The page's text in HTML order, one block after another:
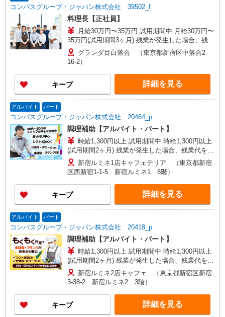
コンパスグループ・ジャパン株式会社 39502_f
料理長【正社員】
月給30万円〜35万円 試用期間中 月給30万円〜
35万円(試用期間3ヶ月) 残業が発生した場合、残業
代を1分単位で別途支給します。 ▼理論年収（基
本給12ヵ月＋賞与） 4,200,000〜5,320,000円 ▼
想定年収（理論年収＋残業20H/月）
4,723,256〜5,982,791円 ※給与は経験や前職給与
に応じて決定します。
グランダ目白落合 （東京都新宿区中落合2-
16-2）
キープ 詳細を見る
アルバイト パート
コンパスグループ・ジャパン株式会社 20464_p
調理補助【アルバイト・パート】
時給1,300円以上 試用期間中 時給1,300円以上
(試用期間2ヶ月) 残業が発生した場合、残業代を1
分単位で別途支給します。
新宿ルミネ1店キャフェテリア （東京都新宿
区西新宿1-1-5 新宿ルミネ1 8階）
キープ 詳細を見る
アルバイト パート
コンパスグループ・ジャパン株式会社 20418_p
調理補助【アルバイト・パート】
時給1,300円以上 試用期間中 時給1,300円以上
(試用期間2ヶ月) 残業が発生した場合、残業代を1
分単位で別途支給します。
新宿ルミネ2店キャフェ （東京都新宿区新宿
3-38-2 新宿ルミネ2 3階）
キープ 詳細を見る